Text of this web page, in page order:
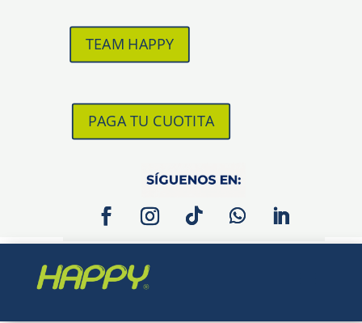
TEAM HAPPY
PAGA TU CUOTITA